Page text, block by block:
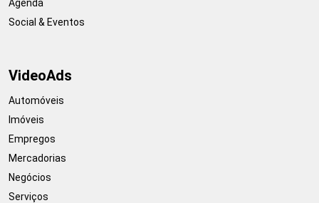
Agenda
Social & Eventos
VideoAds
Automóveis
Imóveis
Empregos
Mercadorias
Negócios
Serviços